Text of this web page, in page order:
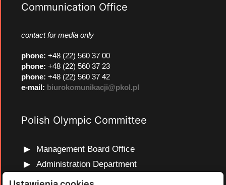
Communication Office
contact for media only
phone: +48 (22) 560 37 00
phone: +48 (22) 560 37 23
phone: +48 (22) 560 37 42
e-mail: biurokomunikacji@pkol.pl
Polish Olympic Committee
Management Board Office
Administration Department
Marketing and Communications Department